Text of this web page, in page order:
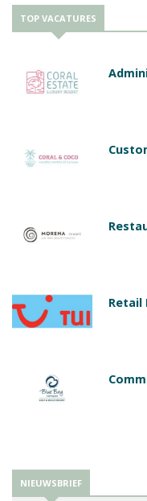
TOP VACATURES
Retail
NIEUWSBRIEF